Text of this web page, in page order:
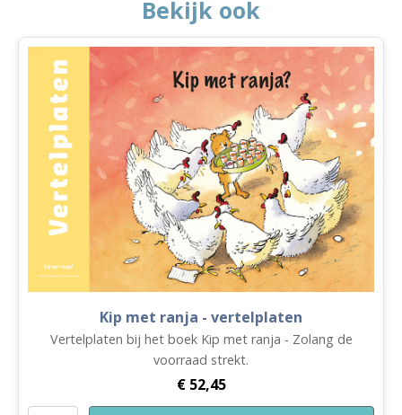
Bekijk ook
Kip met ranja - vertelplaten
Vertelplaten bij het boek Kip met ranja - Zolang de
voorraad strekt.
€52,45